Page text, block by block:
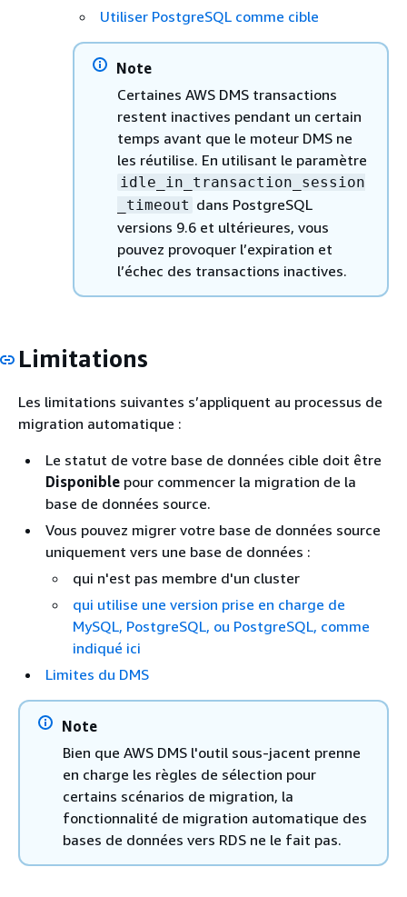
Utiliser PostgreSQL comme cible
Note
Certaines AWS DMS transactions
restent inactives pendant un certain
temps avant que le moteur DMS ne
les réutilise. En utilisant le paramètre
idle_in_transaction_session
_timeout dans PostgreSQL
versions 9.6 et ultérieures, vous
pouvez provoquer l’expiration et
l’échec des transactions inactives.
Limitations
Les limitations suivantes s’appliquent au processus de
migration automatique :
Le statut de votre base de données cible doit être
Disponible pour commencer la migration de la
base de données source.
Vous pouvez migrer votre base de données source
uniquement vers une base de données :
qui n'est pas membre d'un cluster
qui utilise une version prise en charge de
MySQL, PostgreSQL, ou PostgreSQL, comme
indiqué ici
Limites du DMS
Note
Bien que AWS DMS l'outil sous-jacent prenne
en charge les règles de sélection pour
certains scénarios de migration, la
fonctionnalité de migration automatique des
bases de données vers RDS ne le fait pas.